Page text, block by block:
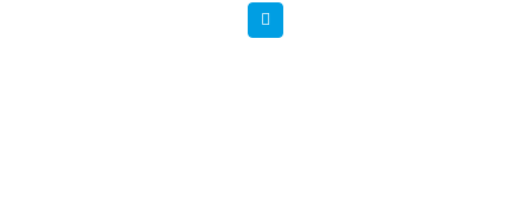
Facebook